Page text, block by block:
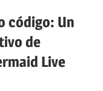
código: Un
de
Live